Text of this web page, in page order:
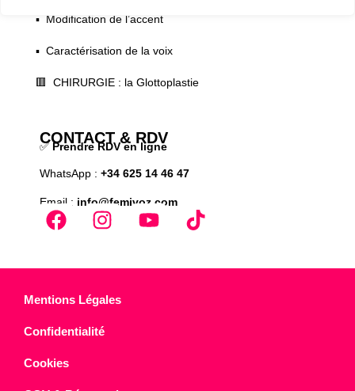
▪️ Modification de l’accent
▪️ Caractérisation de la voix
🟥 CHIRURGIE : la Glottoplastie
CONTACT & RDV
✅ Prendre RDV en ligne
WhatsApp : +34 625 14 46 47
Email : info@femivoz.com
Mentions Légales
Confidentialité
Cookies